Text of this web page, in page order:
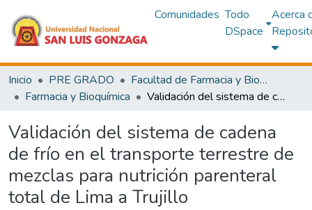
Comunidades Todo
DSpace
Acerca
Inicio PRE GRADO
Facultad de Farmacia y Bioquímica
Farmacia y Bioquímica
Validación del sistema de cadena de frío en el transporte terrestre de mezclas para nutrición parenteral total de Lima a Trujillo
Validación del sistema de cadena
de frío en el transporte terrestre de
mezclas para nutrición parenteral
total de Lima a Trujillo